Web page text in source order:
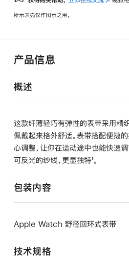
中
所示表壳仅作图示之用。
产品信息
概述
这款纤薄轻巧有弹性的表带采用精织
佩戴起来格外舒适。表带搭配便捷
心调整，让你在运动途中也能快速
可反光的纱线，更显独特¹。
包装内容
Apple Watch 野径回环式表带
技术规格